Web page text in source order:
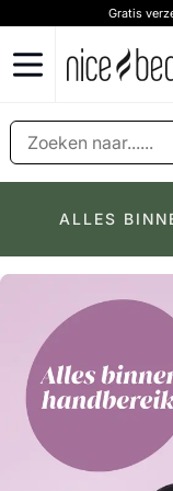
Klantenservice &
ALLES